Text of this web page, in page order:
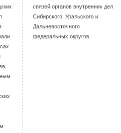
связей органов внутренних дел
Сибирского, Уральского и
Дальневосточного
федеральных округов.